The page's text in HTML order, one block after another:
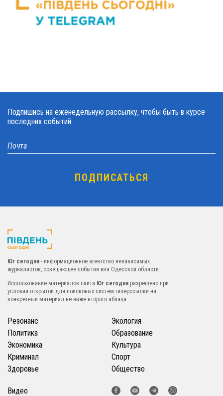
Подпишись на еженедельную рассылку, чтобы быть в курсе
последних событий.
Юг сегодня - информационное агентство независимых
журналистов, освещающее события юга Одесской области.
Использование материалов сайта Юг сегодня разрешено при
условии открытой для поисковых систем гиперссылки на
конкретный материал не ниже второго абзаца
Резонанс
Политика
Экономика
Криминал
Здоровье
Экология
Образование
Культура
Спорт
Общество
Видео